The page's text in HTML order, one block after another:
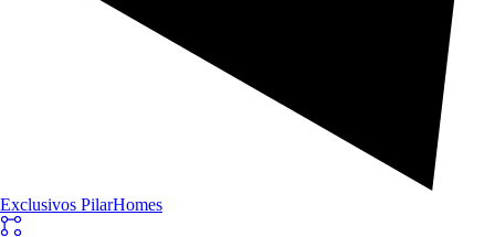
Exclusivos PilarHomes